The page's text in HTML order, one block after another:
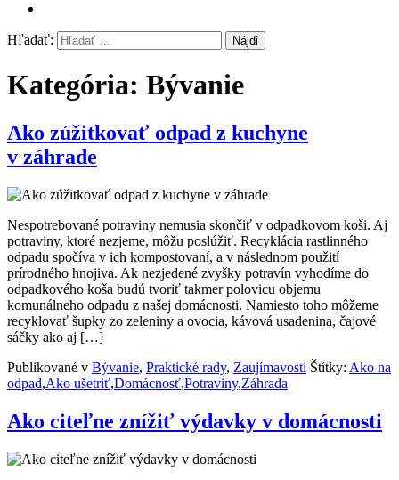
Hľadať:
Kategória: Bývanie
Ako zúžitkovať odpad z kuchyne
v záhrade
Nespotrebované potraviny nemusia skončiť v odpadkovom koši. Aj
potraviny, ktoré nezjeme, môžu poslúžiť. Recyklácia rastlinného
odpadu spočíva v ich kompostovaní, a v následnom použití
prírodného hnojiva. Ak nezjedené zvyšky potravín vyhodíme do
odpadkového koša budú tvoriť takmer polovicu objemu
komunálneho odpadu z našej domácnosti. Namiesto toho môžeme
recyklovať šupky zo zeleniny a ovocia, kávová usadenina, čajové
sáčky ako aj […]
Publikované v Bývanie, Praktické rady, Zaujímavosti Štítky: Ako na
odpad,Ako ušetriť,Domácnosť,Potraviny,Záhrada
Ako citeľne znížiť výdavky v domácnosti